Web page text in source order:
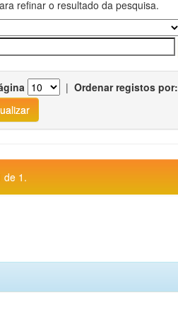
refinar o resultado da pesquisa.
| Ordenar registos por:
de 1.